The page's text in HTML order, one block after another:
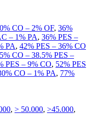
CO – 2% OF, 36%
– 1% PA, 36% PES –
PA, 42% PES – 36% CO
CO – 38.5% PES –
PES – 9% CO, 52% PES
CO – 1% PA, 77%
, > 50.000, >45.000,